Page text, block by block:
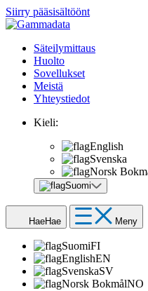
Siirry pääsisältöönt
Säteilymittaus
Huolto
Sovellukset
Meistä
Yhteystiedot
Kieli:
English
Svenska
Norsk
Suomi
HaeHae Meny
SuomiFI
EnglishEN
SvenskaSV
Norsk BokmålNO